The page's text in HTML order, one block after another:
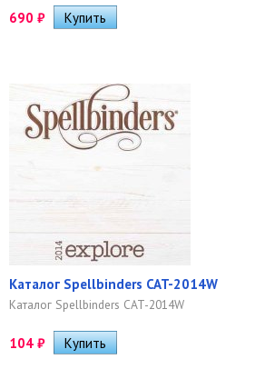
690 ₽
Каталог Spellbinders CAT-2014W
Каталог Spellbinders CAT-2014W
104 ₽